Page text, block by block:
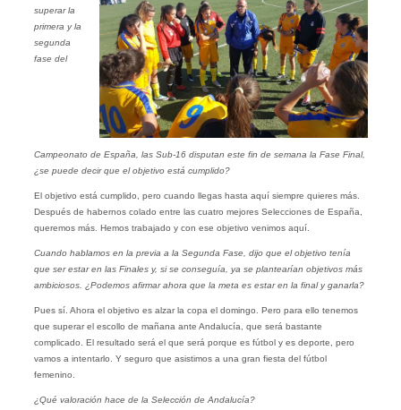
superar la
primera y la
segunda
fase del
Campeonato de España, las Sub-16 disputan este fin de semana la Fase Final,
¿se puede decir que el objetivo está cumplido?
El objetivo está cumplido, pero cuando llegas hasta aquí siempre quieres más.
Después de habernos colado entre las cuatro mejores Selecciones de España,
queremos más. Hemos trabajado y con ese objetivo venimos aquí.
Cuando hablamos en la previa a la Segunda Fase, dijo que el objetivo tenía
que ser estar en las Finales y, si se conseguía, ya se plantearían objetivos más
ambiciosos. ¿Podemos afirmar ahora que la meta es estar en la final y ganarla?
Pues sí. Ahora el objetivo es alzar la copa el domingo. Pero para ello tenemos
que superar el escollo de mañana ante Andalucía, que será bastante
complicado. El resultado será el que será porque es fútbol y es deporte, pero
vamos a intentarlo. Y seguro que asistimos a una gran fiesta del fútbol
femenino.
¿Qué valoración hace de la Selección de Andalucía?